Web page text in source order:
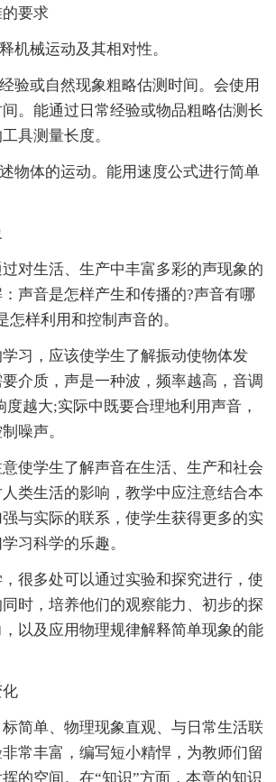
要求
机械运动及其相对性。
验或自然现象粗略估测时间。会使用
。能通过日常经验或物品粗略估测长
具测量长度。
物体的运动。能用速度公式进行简单
对生活、生产中丰富多彩的声现象的
声音是怎样产生和传播的?声音有哪
怎样利用和控制声音的。
习，应该使学生了解振动使物体发
介质，声是一种波，频率越高，音调
越大;实际中既要合理地利用声音，
噪声。
使学生了解声音在生活、生产和社会
类生活的影响，教学中应注意结合本
与实际的联系，使学生获得更多的实
习科学的乐趣。
很多处可以通过实验和探究进行，使
时，培养他们的观察能力、初步的探
以及应用物理规律解释简单现象的能
简单、物理现象直观、与日常生活联
常丰富，编写短小精悍，为教师们留
的空间。在“知识”方面，本章的知识